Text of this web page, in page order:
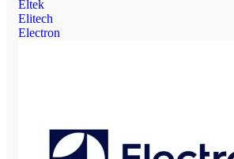
Eltek
Elitech
Electron